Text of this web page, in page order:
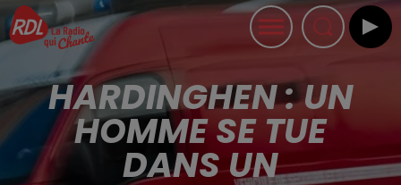
HARDINGHEN : UN
HOMME SE TUE
DANS UN